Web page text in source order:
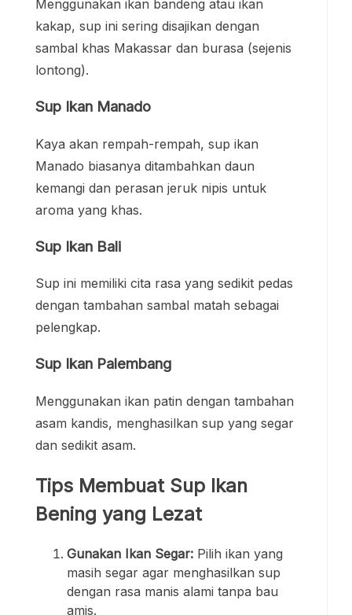
Menggunakan ikan bandeng atau ikan
kakap, sup ini sering disajikan dengan
sambal khas Makassar dan burasa (sejenis
lontong).
Sup Ikan Manado
Kaya akan rempah-rempah, sup ikan
Manado biasanya ditambahkan daun
kemangi dan perasan jeruk nipis untuk
aroma yang khas.
Sup Ikan Bali
Sup ini memiliki cita rasa yang sedikit pedas
dengan tambahan sambal matah sebagai
pelengkap.
Sup Ikan Palembang
Menggunakan ikan patin dengan tambahan
asam kandis, menghasilkan sup yang segar
dan sedikit asam.
Tips Membuat Sup Ikan
Bening yang Lezat
Gunakan Ikan Segar: Pilih ikan yang
masih segar agar menghasilkan sup
dengan rasa manis alami tanpa bau
amis.